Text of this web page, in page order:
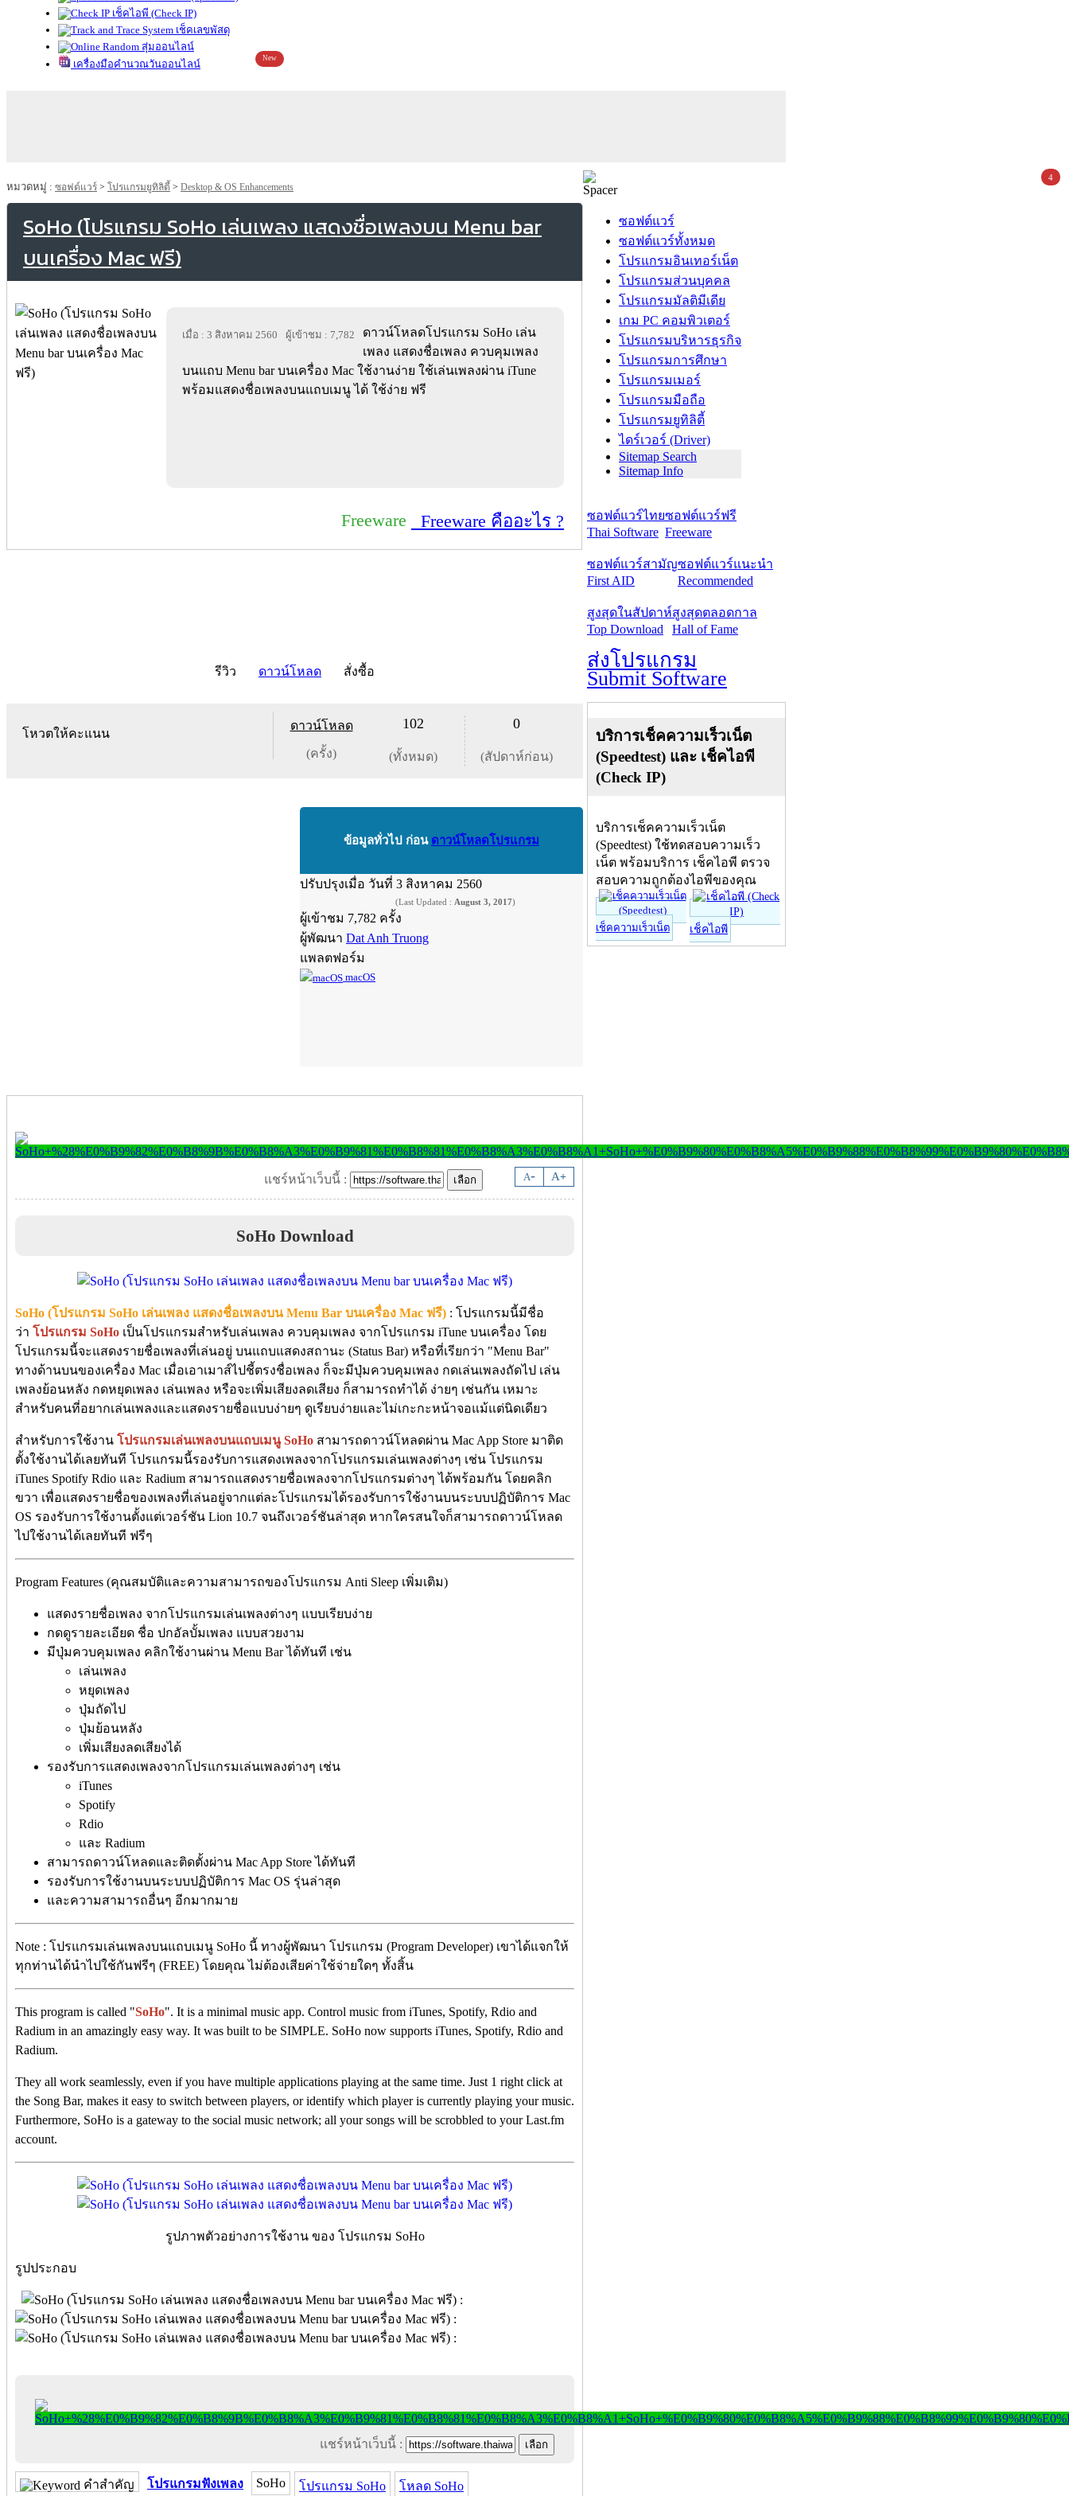
เช็คไอพี (Check IP)
เช็คเลขพัสดุ
สุ่มออนไลน์
เครื่องมือคำนวณวันออนไลน์
New
หมวดหมู่ : ซอฟต์แวร์ > โปรแกรมยูทิลิตี้ > Desktop & OS Enhancements
SoHo (โปรแกรม SoHo เล่นเพลง แสดงชื่อเพลงบน Menu bar
บนเครื่อง Mac ฟรี)
เมื่อ : 3 สิงหาคม 2560 ผู้เข้าชม : 7,782
ดาวน์โหลดโปรแกรม SoHo เล่น
เพลง แสดงชื่อเพลง ควบคุมเพลง
บนแถบ Menu bar บนเครื่อง Mac ใช้งานง่าย ใช้เล่นเพลงผ่าน iTune
พร้อมแสดงชื่อเพลงบนแถบเมนู ได้ ใช้ง่าย ฟรี
Freeware Freeware คืออะไร ?
รีวิว ดาวน์โหลด สั่งซื้อ
โหวตให้คะแนน
ดาวน์โหลด
(ครั้ง)
102
(ทั้งหมด)
0
(สัปดาห์ก่อน)
ข้อมูลทั่วไป ก่อน ดาวน์โหลดโปรแกรม
ปรับปรุงเมื่อ วันที่ 3 สิงหาคม 2560
(Last Updated : August 3, 2017)
ผู้เข้าชม 7,782 ครั้ง
ผู้พัฒนา Dat Anh Truong
แพลตฟอร์ม
macOS
A- A+
แชร์หน้าเว็บนี้ :
SoHo Download
SoHo (โปรแกรม SoHo เล่นเพลง แสดงชื่อเพลงบน Menu Bar บนเครื่อง Mac ฟรี) : โปรแกรมนี้มีชื่อ
ว่า โปรแกรม SoHo เป็นโปรแกรมสำหรับเล่นเพลง ควบคุมเพลง จากโปรแกรม iTune บนเครื่อง โดย
โปรแกรมนี้จะแสดงรายชื่อเพลงที่เล่นอยู่ บนแถบแสดงสถานะ (Status Bar) หรือที่เรียกว่า "Menu Bar"
ทางด้านบนของเครื่อง Mac เมื่อเอาเมาส์ไปชี้ตรงชื่อเพลง ก็จะมีปุ่มควบคุมเพลง กดเล่นเพลงถัดไป เล่น
เพลงย้อนหลัง กดหยุดเพลง เล่นเพลง หรือจะเพิ่มเสียงลดเสียง ก็สามารถทำได้ ง่ายๆ เช่นกัน เหมาะ
สำหรับคนที่อยากเล่นเพลงและแสดงรายชื่อแบบง่ายๆ ดูเรียบง่ายและไม่เกะกะหน้าจอแม้แต่นิดเดียว
สำหรับการใช้งาน โปรแกรมเล่นเพลงบนแถบเมนู SoHo สามารถดาวน์โหลดผ่าน Mac App Store มาติด
ตั้งใช้งานได้เลยทันที โปรแกรมนี้รองรับการแสดงเพลงจากโปรแกรมเล่นเพลงต่างๆ เช่น โปรแกรม
iTunes Spotify Rdio และ Radium สามารถแสดงรายชื่อเพลงจากโปรแกรมต่างๆ ได้พร้อมกัน โดยคลิก
ขวา เพื่อแสดงรายชื่อของเพลงที่เล่นอยู่จากแต่ละโปรแกรมได้รองรับการใช้งานบนระบบปฏิบัติการ Mac
OS รองรับการใช้งานตั้งแต่เวอร์ชัน Lion 10.7 จนถึงเวอร์ชันล่าสุด หากใครสนใจก็สามารถดาวน์โหลด
ไปใช้งานได้เลยทันที ฟรีๆ
Program Features (คุณสมบัติและความสามารถของโปรแกรม Anti Sleep เพิ่มเติม)
แสดงรายชื่อเพลง จากโปรแกรมเล่นเพลงต่างๆ แบบเรียบง่าย
กดดูรายละเอียด ชื่อ ปกอัลบั้มเพลง แบบสวยงาม
มีปุ่มควบคุมเพลง คลิกใช้งานผ่าน Menu Bar ได้ทันที เช่น
เล่นเพลง
หยุดเพลง
ปุ่มถัดไป
ปุ่มย้อนหลัง
เพิ่มเสียงลดเสียงได้
รองรับการแสดงเพลงจากโปรแกรมเล่นเพลงต่างๆ เช่น
iTunes
Spotify
Rdio
และ Radium
สามารถดาวน์โหลดและติดตั้งผ่าน Mac App Store ได้ทันที
รองรับการใช้งานบนระบบปฏิบัติการ Mac OS รุ่นล่าสุด
และความสามารถอื่นๆ อีกมากมาย
Note : โปรแกรมเล่นเพลงบนแถบเมนู SoHo นี้ ทางผู้พัฒนา โปรแกรม (Program Developer) เขาได้แจกให้
ทุกท่านได้นำไปใช้กันฟรีๆ (FREE) โดยคุณ ไม่ต้องเสียค่าใช้จ่ายใดๆ ทั้งสิ้น
This program is called "SoHo". It is a minimal music app. Control music from iTunes, Spotify, Rdio and
Radium in an amazingly easy way. It was built to be SIMPLE. SoHo now supports iTunes, Spotify, Rdio and
Radium.
They all work seamlessly, even if you have multiple applications playing at the same time. Just 1 right click at
the Song Bar, makes it easy to switch between players, or identify which player is currently playing your music.
Furthermore, SoHo is a gateway to the social music network; all your songs will be scrobbled to your Last.fm
account.
รูปภาพตัวอย่างการใช้งาน ของ โปรแกรม SoHo
รูปประกอบ
แชร์หน้าเว็บนี้ :
คำสำคัญ โปรแกรมฟังเพลง SoHo โปรแกรม SoHo โหลด SoHo
ซอฟต์แวร์
ซอฟต์แวร์ทั้งหมด
โปรแกรมอินเทอร์เน็ต
โปรแกรมส่วนบุคคล
โปรแกรมมัลติมีเดีย
เกม PC คอมพิวเตอร์
โปรแกรมบริหารธุรกิจ
โปรแกรมการศึกษา
โปรแกรมเมอร์
โปรแกรมมือถือ
โปรแกรมยูทิลิตี้
ไดร์เวอร์ (Driver)
Sitemap Search
Sitemap Info
ซอฟต์แวร์ไทย
Thai Software
ซอฟต์แวร์ฟรี
Freeware
ซอฟต์แวร์สามัญ
First AID
ซอฟต์แวร์แนะนำ
Recommended
สูงสุดในสัปดาห์
Top Download
สูงสุดตลอดกาล
Hall of Fame
ส่งโปรแกรม
Submit Software
บริการเช็คความเร็วเน็ต
(Speedtest) และ เช็คไอพี
(Check IP)
บริการเช็คความเร็วเน็ต
(Speedtest) ใช้ทดสอบความเร็ว
เน็ต พร้อมบริการ เช็คไอพี ตรวจ
สอบความถูกต้องไอพีของคุณ
เช็คความเร็วเน็ต เช็คไอพี
4